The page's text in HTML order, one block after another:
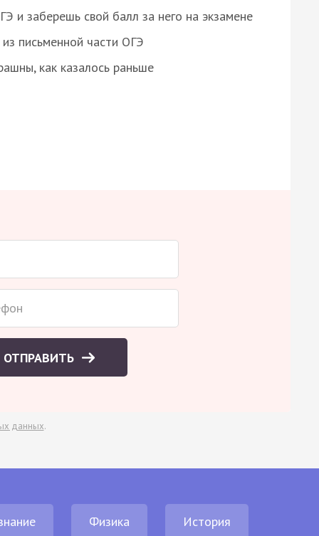
заберешь свой балл за него на экзамене
письменной части ОГЭ
как казалось раньше
ОТПРАВИТЬ
данных.
Физика История